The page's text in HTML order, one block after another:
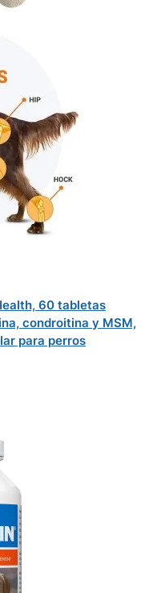
60 tabletas
condroitina y MSM,
para perros